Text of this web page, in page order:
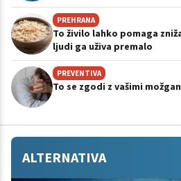
PREHRANA
To živilo lahko pomaga
ljudi ga uživa premalo
PREVENTIVA
To se zgodi z vašimi
ALTERNATIVA